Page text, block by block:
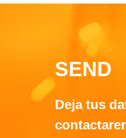
SEND
Deja tus